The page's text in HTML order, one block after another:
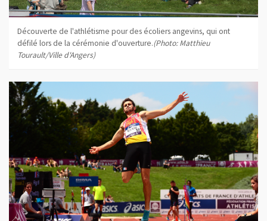
Découverte de l'athlétisme pour des écoliers angevins, qui ont
défilé lors de la cérémonie d'ouverture.(Photo: Matthieu
Tourault/Ville d'Angers)